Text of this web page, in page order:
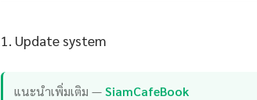
1. Update system
แนะนำเพิ่มเติม —SiamCafeBook